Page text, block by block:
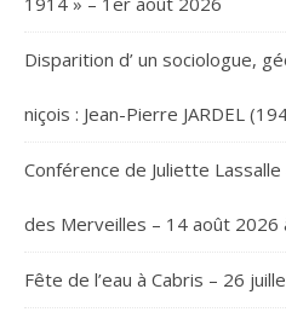
Disparition d’ un sociologue,
niçois : Jean-Pierre JARDEL
Conférence de Juliette
des Merveilles – 14 août 2026
Fête de l’eau à Cabris – 26